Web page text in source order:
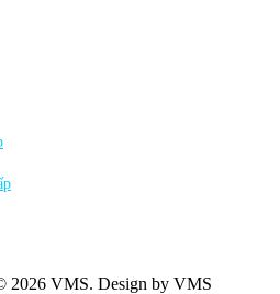
2026 VMS. Design by VMS